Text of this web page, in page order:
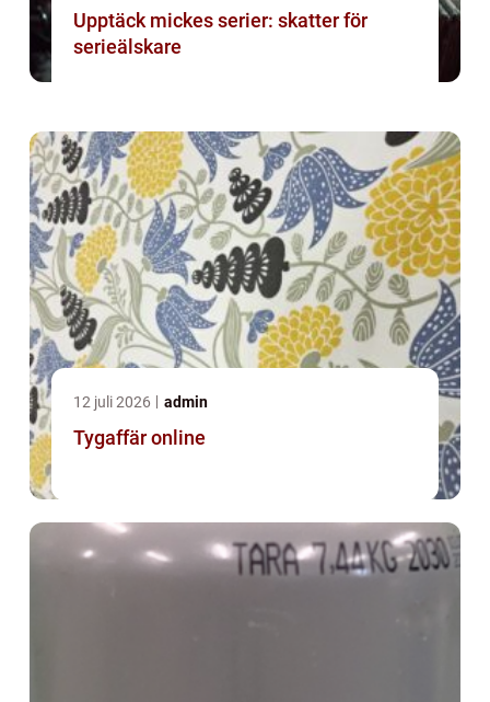
Upptäck mickes serier: skatter för
serieälskare
12 juli 2026 admin
Tygaffär online